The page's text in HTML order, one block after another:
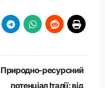
Природно-ресурсний
потенціал Італії: від